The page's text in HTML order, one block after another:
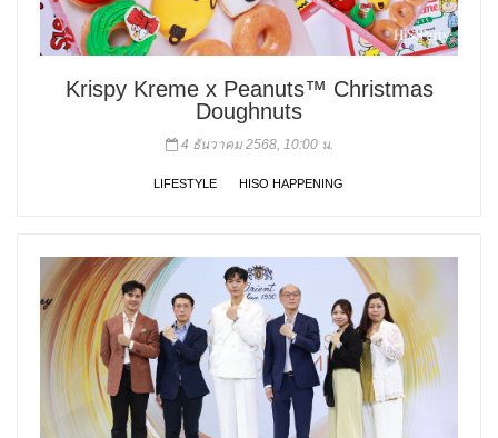
Krispy Kreme x Peanuts™ Christmas
Doughnuts
4 ธันวาคม 2568, 10:00 น.
LIFESTYLE HISO HAPPENING